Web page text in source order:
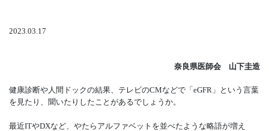
2023.03.17
奈良県医師会 山下圭造
健康診断や人間ドックの結果、テレビのCMなどで「eGFR」という言葉
を見たり、聞いたりしたことがあるでしょうか。
最近ITやDXなど、やたらアルファベットを並べたような略語が増え